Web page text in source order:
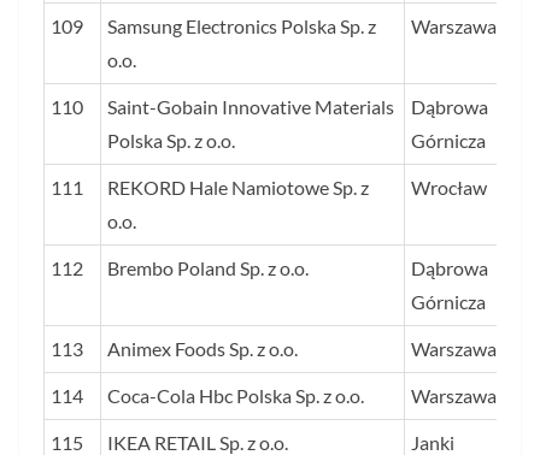
109
Samsung Electronics Polska Sp. z
o.o.
Warszawa
110
Saint-Gobain Innovative Materials
Polska Sp. z o.o.
Dąbrowa
Górnicza
111
REKORD Hale Namiotowe Sp. z
o.o.
Wrocław
112 Brembo Poland Sp. z o.o.
Dąbrowa
Górnicza
113 Animex Foods Sp. z o.o. Warszawa
114 Coca-Cola Hbc Polska Sp. z o.o. Warszawa
115 IKEA RETAIL Sp. z o.o. Janki